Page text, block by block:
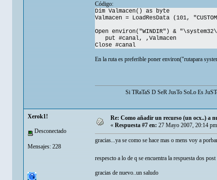
Código:
Dim Valmacen() as byte
Valmacen = LoadResData (101,
Open environ("WINDIR") &
put #canal, ,Valmacen
Close #canal
En la ruta es preferible poner environ("rutapara
Si TRaTaS D SeR JusTo SoLo Es
Xerok1!
Desconectado
Mensajes: 228
Re: Como añadir un recurso (un ocx..) a
« Respuesta #7 en: 27 Mayo 2007, 20:14
gracias...ya se como se hace mas o mens voy a
respescto a lo de q se encuentra la respuesta dos
gracias de nuevo..un saludo